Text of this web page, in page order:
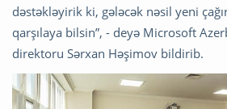
dəstəkləyirik ki, gələcək nəsil yeni
qarşılaya bilsin”, - deyə Microsoft
direktoru Sərxan Həşimov bildirib.